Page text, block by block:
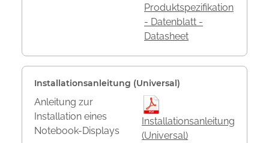
Produktspezifikation
- Datenblatt -
Datasheet
Installationsanleitung (Universal)
Anleitung zur
Installation eines
Notebook-Displays
Installationsanleitung
(Universal)